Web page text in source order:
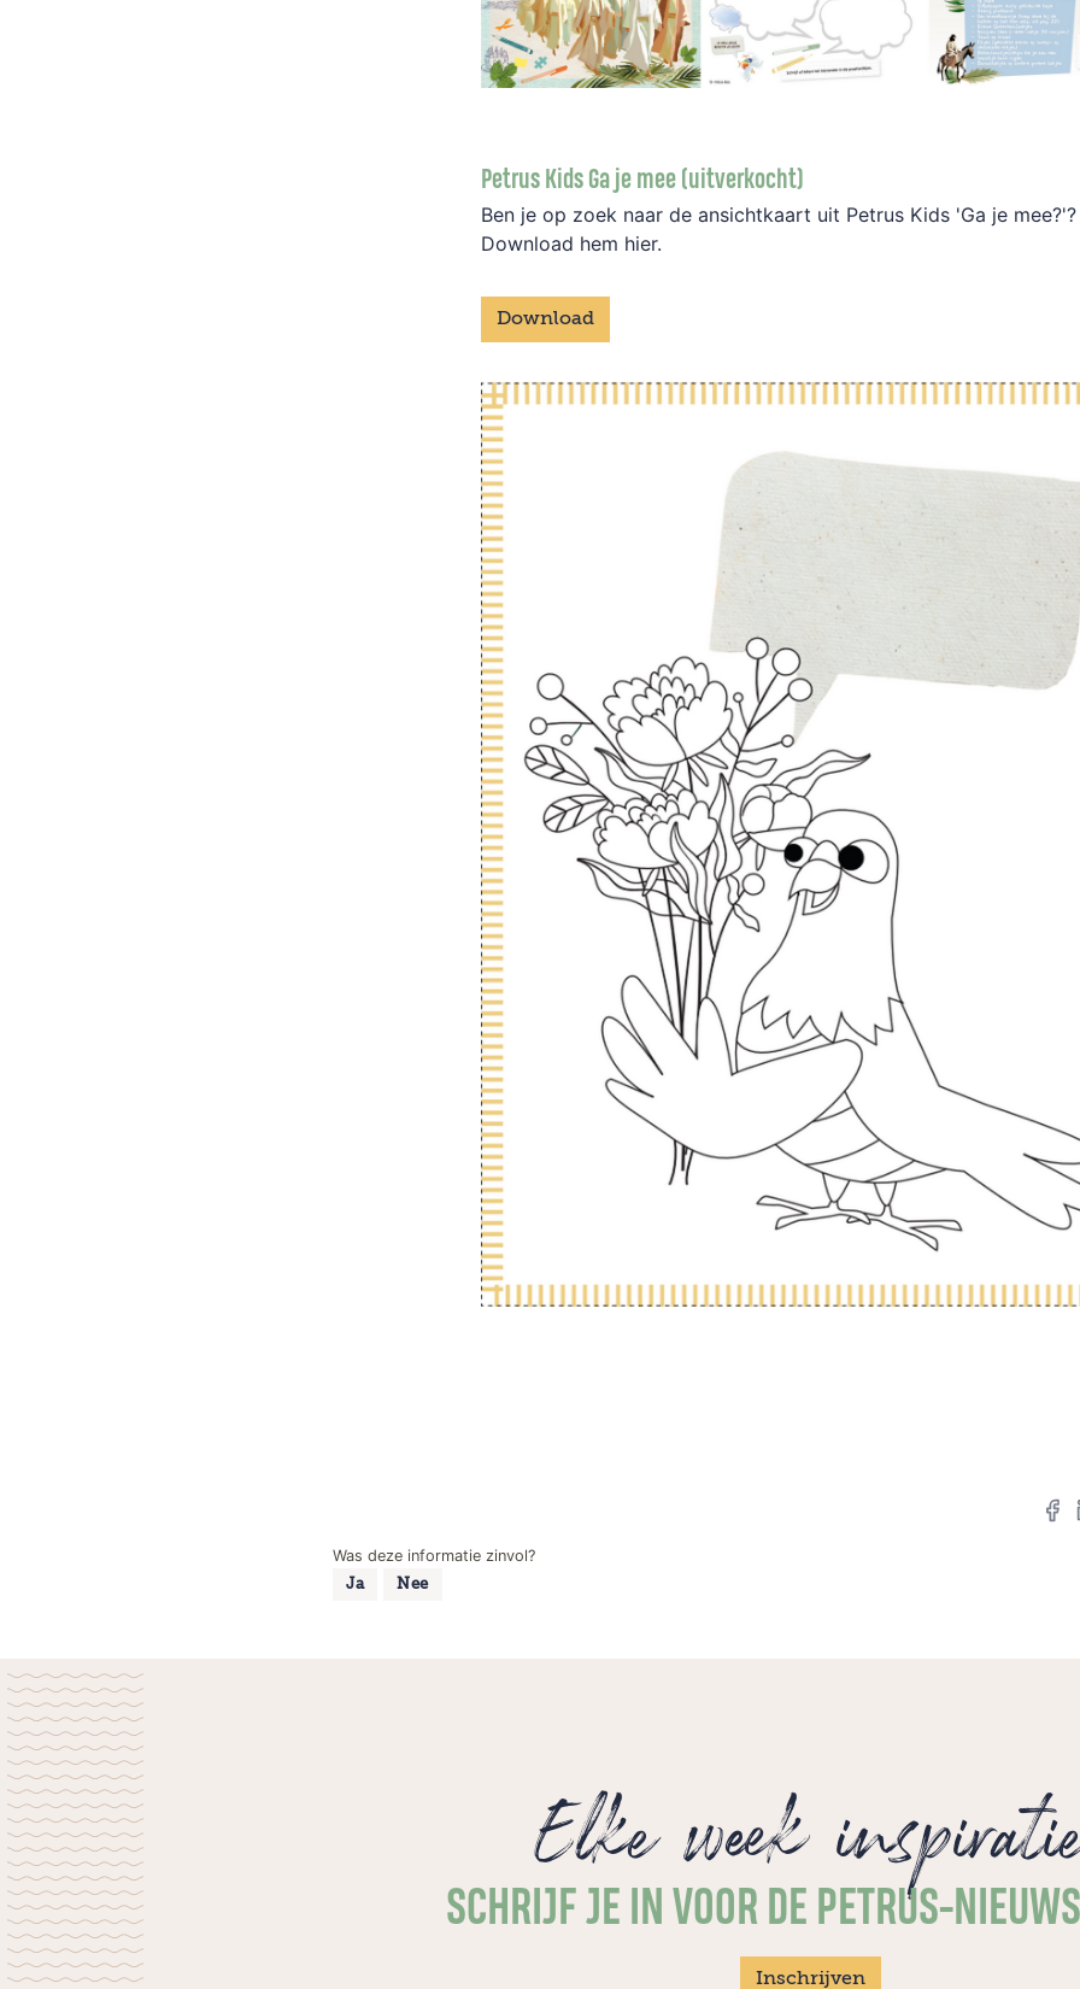
Petrus Kids Ga je mee (uitverkocht)
Ben je op zoek naar de ansichtkaart uit Petrus Kids 'Ga je mee?'?
Download hem hier.
Download
Was deze informatie zinvol?
Ja Nee
Elke week
SCHRIJF JE IN VOOR DE PETRUS-
Inschrijven